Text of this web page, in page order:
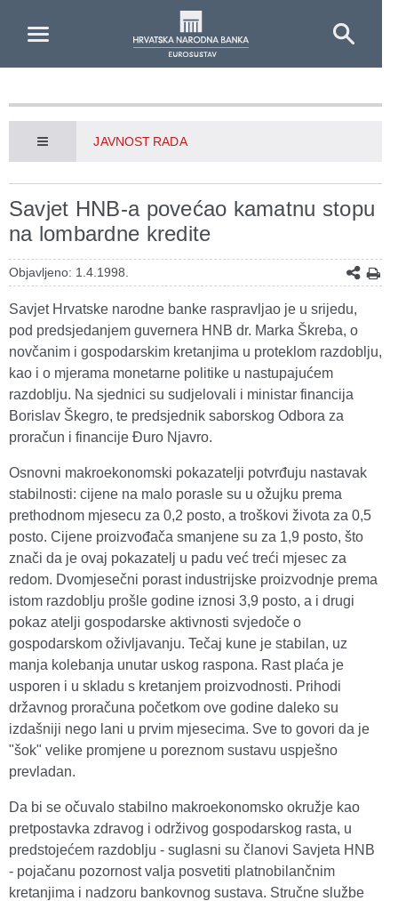
JAVNOST RADA
Savjet HNB-a povećao kamatnu stopu
na lombardne kredite
Objavljeno: 1.4.1998.
Savjet Hrvatske narodne banke raspravljao je u srijedu,
pod predsjedanjem guvernera HNB dr. Marka Škreba, o
novčanim i gospodarskim kretanjima u proteklom razdoblju,
kao i o mjerama monetarne politike u nastupajućem
razdoblju. Na sjednici su sudjelovali i ministar financija
Borislav Škegro, te predsjednik saborskog Odbora za
proračun i financije Đuro Njavro.
Osnovni makroekonomski pokazatelji potvrđuju nastavak
stabilnosti: cijene na malo porasle su u ožujku prema
prethodnom mjesecu za 0,2 posto, a troškovi života za 0,5
posto. Cijene proizvođača smanjene su za 1,9 posto, što
znači da je ovaj pokazatelj u padu već treći mjesec za
redom. Dvomjesečni porast industrijske proizvodnje prema
istom razdoblju prošle godine iznosi 3,9 posto, a i drugi
pokaz atelji gospodarske aktivnosti svjedoče o
gospodarskom oživljavanju. Tečaj kune je stabilan, uz
manja kolebanja unutar uskog raspona. Rast plaća je
usporen i u skladu s kretanjem proizvodnosti. Prihodi
državnog proračuna početkom ove godine daleko su
izdašniji nego lani u prvim mjesecima. Sve to govori da je
"šok" velike promjene u poreznom sustavu uspješno
prevladan.
Da bi se očuvalo stabilno makroekonomsko okružje kao
pretpostavka zdravog i održivog gospodarskog rasta, u
predstojećem razdoblju - suglasni su članovi Savjeta HNB
- pojačanu pozornost valja posvetiti platnobilančnim
kretanjima i nadzoru bankovnog sustava. Stručne službe